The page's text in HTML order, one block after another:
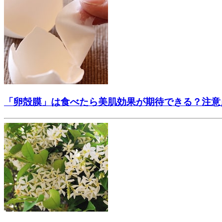
「卵殻膜」は食べたら美肌効果が期待できる？注